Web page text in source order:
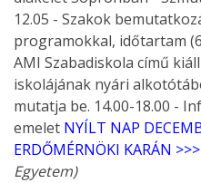
12.05 - Szakok
programokkal, időtartam
AMI Szabadiskola című
iskolájának nyári
mutatja be. 14.00-18.00 -
emelet NYÍLT NAP
ERDŐMÉRNÖKI KARÁN >>>
Egyetem)